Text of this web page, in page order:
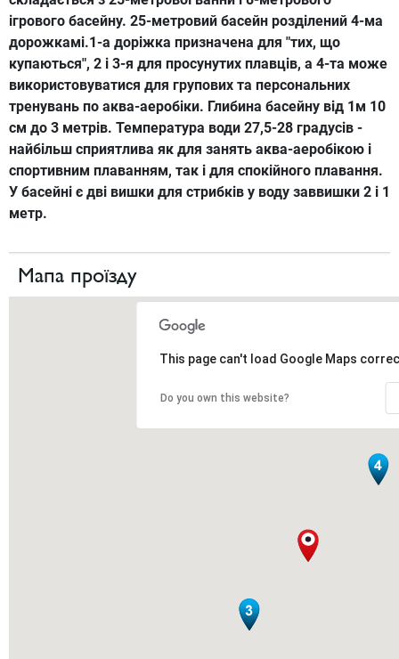
ігрового басейну. 25-метровий басейн розділений 4-ма
дорожкамі.1-а доріжка призначена для "тих, що
купаються", 2 і 3-я для просунутих плавців, а 4-та може
використовуватися для групових та персональних
тренувань по аква-аеробіки. Глибина басейну від 1м 10
см до 3 метрів. Температура води 27,5-28 градусів -
найбільш сприятлива як для занять аква-аеробікою і
спортивним плаванням, так і для спокійного плавання.
У басейні є дві вишки для стрибків у воду заввишки 2 і 1
метр.
Мапа проїзду
This page can't load Google Maps
Do you own this website?